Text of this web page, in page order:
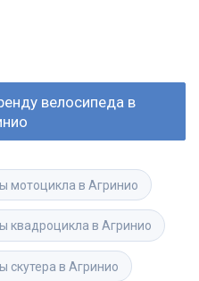
велосипеда в
мотоцикла в Агринио
квадроцикла в Агринио
скутера в Агринио